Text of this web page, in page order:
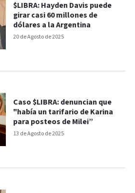
20 de Agosto de 2025
$LIBRA: Hayden Davis puede
girar casi 60 millones de
dólares a la Argentina
13 de Agosto de 2025
Caso $LIBRA: denuncian que
"había un tarifario de Karina
para posteos de Milei”